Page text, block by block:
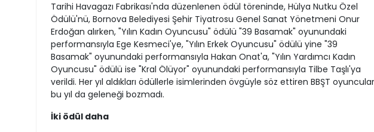
Tarihi Havagazı Fabrikası'nda düzenlenen ödül töreninde, Hülya Nutku Özel
Ödülü'nü, Bornova Belediyesi Şehir Tiyatrosu Genel Sanat Yönetmeni Onur
Erdoğan alırken, "Yılın Kadın Oyuncusu" ödülü "39 Basamak" oyunundaki
performansıyla Ege Kesmeci'ye, "Yılın Erkek Oyuncusu" ödülü yine "39
Basamak" oyunundaki performansıyla Hakan Onat'a, "Yılın Yardımcı Kadın
Oyuncusu" ödülü ise "Kral Ölüyor" oyunundaki performansıyla Tilbe Taşlı'ya
verildi. Her yıl aldıkları ödüllerle isimlerinden övgüyle söz ettiren BBŞT
bu yıl da geleneği bozmadı.
İki ödül daha